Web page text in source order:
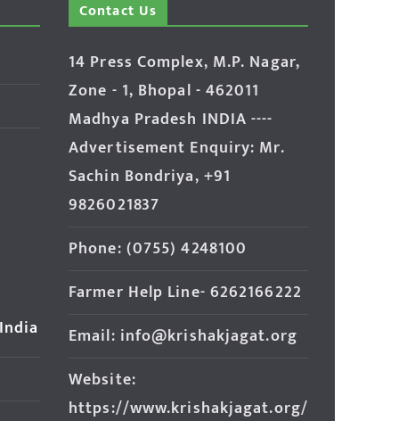
Contact Us
14 Press Complex, M.P. Nagar,
Zone - 1, Bhopal - 462011
Madhya Pradesh INDIA ----
Advertisement Enquiry: Mr.
Sachin Bondriya, +91
9826021837
Phone: (0755) 4248100
Farmer Help Line- 6262166222
Email: info@krishakjagat.org
Website:
https://www.krishakjagat.org/